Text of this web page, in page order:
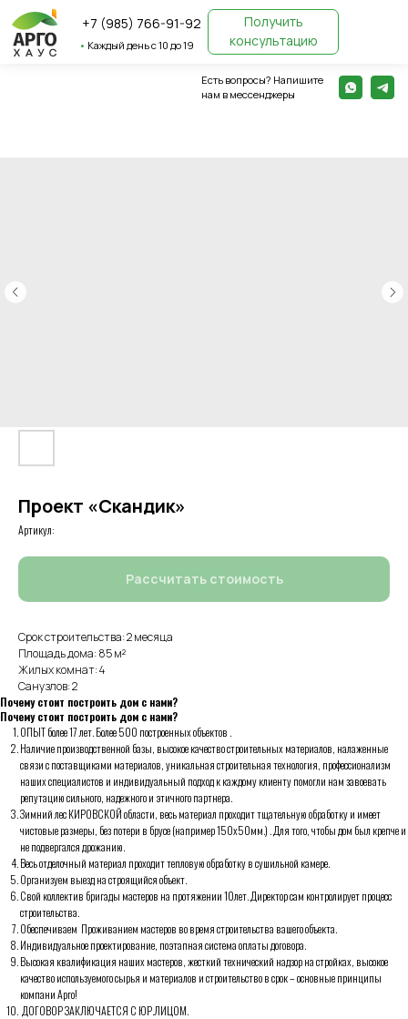
Получить
консультацию
+7 (985) 766-91-92
Каждый день с 10 до 19
Есть вопросы? Напишите
Проект «Скандик»
Артикул:
Рассчитать стоимость
Срок строительства: 2 месяца
Площадь дома: 85 м²
Жилых комнат: 4
Санузлов: 2
Почему стоит построить дом с нами?
Почему стоит построить дом с нами?
ОПЫТ более 17 лет. Более 500 построенных объектов .
Наличие производственной базы, высокое качество строительных материалов, налаженные
связи с поставщиками материалов, уникальная строительная технология, профессионализм
наших специалистов и индивидуальный подход к каждому клиенту помогли нам завоевать
репутацию сильного, надежного и этичного партнера.
Зимний лес КИРОВСКОЙ области, весь материал проходит тщательную обработку и имеет
чистовые размеры, без потери в брусе (например 150х50мм.) . Для того, чтобы дом был крепче и
не подвергался дрожанию.
Весь отделочный материал проходит тепловую обработку в сушильной камере.
Организуем выезд на строящийся объект.
Свой коллектив бригады мастеров на протяжении 10лет. Директор сам контролирует процесс
строительства.
Обеспечиваем Проживанием мастеров во время строительства вашего объекта.
Индивидуальное проектирование, поэтапная система оплаты договора.
Высокая квалификация наших мастеров, жесткий технический надзор на стройках, высокое
качество используемого сырья и материалов и строительство в срок – основные принципы
компани Арго!
ДОГОВОР ЗАКЛЮЧАЕТСЯ С ЮР.ЛИЦОМ.
Комплектации